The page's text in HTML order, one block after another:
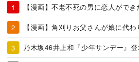
【漫画】不老不死の男に恋人ができ
【漫画】角刈りお父さんが娘に代わ
乃木坂46井上和『少年サンデー』